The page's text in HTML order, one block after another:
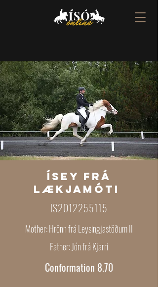
ÍsEY frá
Lækjamóti
IS2012255115
Mother: Hrönn frá Leysingjastöðum II
Father: Jón frá Kjarri
Conformation 8.70